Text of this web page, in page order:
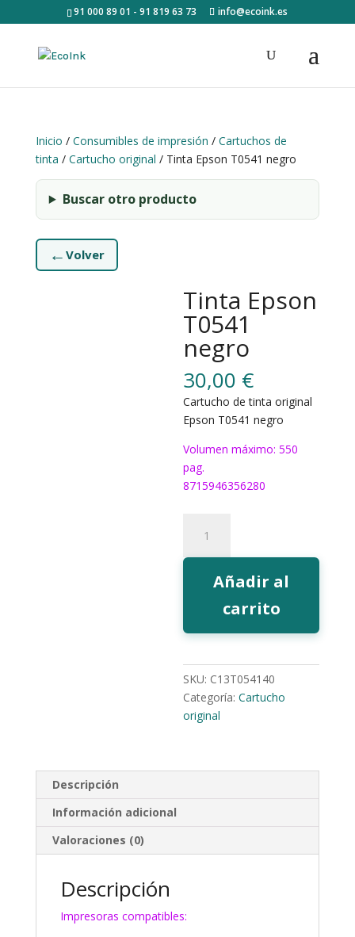
91 000 89 01 - 91 819 63 73 info@ecoink.es
Inicio / Consumibles de impresión / Cartuchos de
tinta / Cartucho original / Tinta Epson T0541 negro
Buscar otro producto
← Volver
Tinta Epson
T0541
negro
30,00 €
Cartucho de tinta original
Epson T0541 negro
Volumen máximo: 550
pag.
8715946356280
Epson
T0541
Añadir al
carrito
SKU: C13T054140
Categoría:Cartucho
original
Descripción
Información adicional
Valoraciones (0)
Descripción
Impresoras compatibles: